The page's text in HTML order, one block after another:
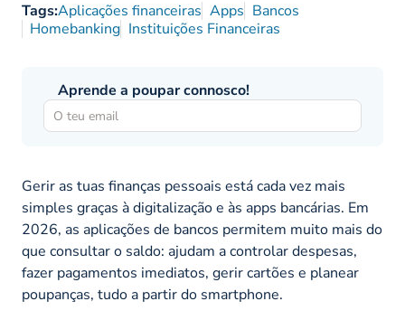
Tags:Aplicações financeiras Apps Bancos
Homebanking Instituições Financeiras
Aprende a poupar connosco!
Gerir as tuas finanças pessoais está cada vez mais
simples graças à digitalização e às apps bancárias. Em
2026, as aplicações de bancos permitem muito mais do
que consultar o saldo: ajudam a controlar despesas,
fazer pagamentos imediatos, gerir cartões e planear
poupanças, tudo a partir do smartphone.